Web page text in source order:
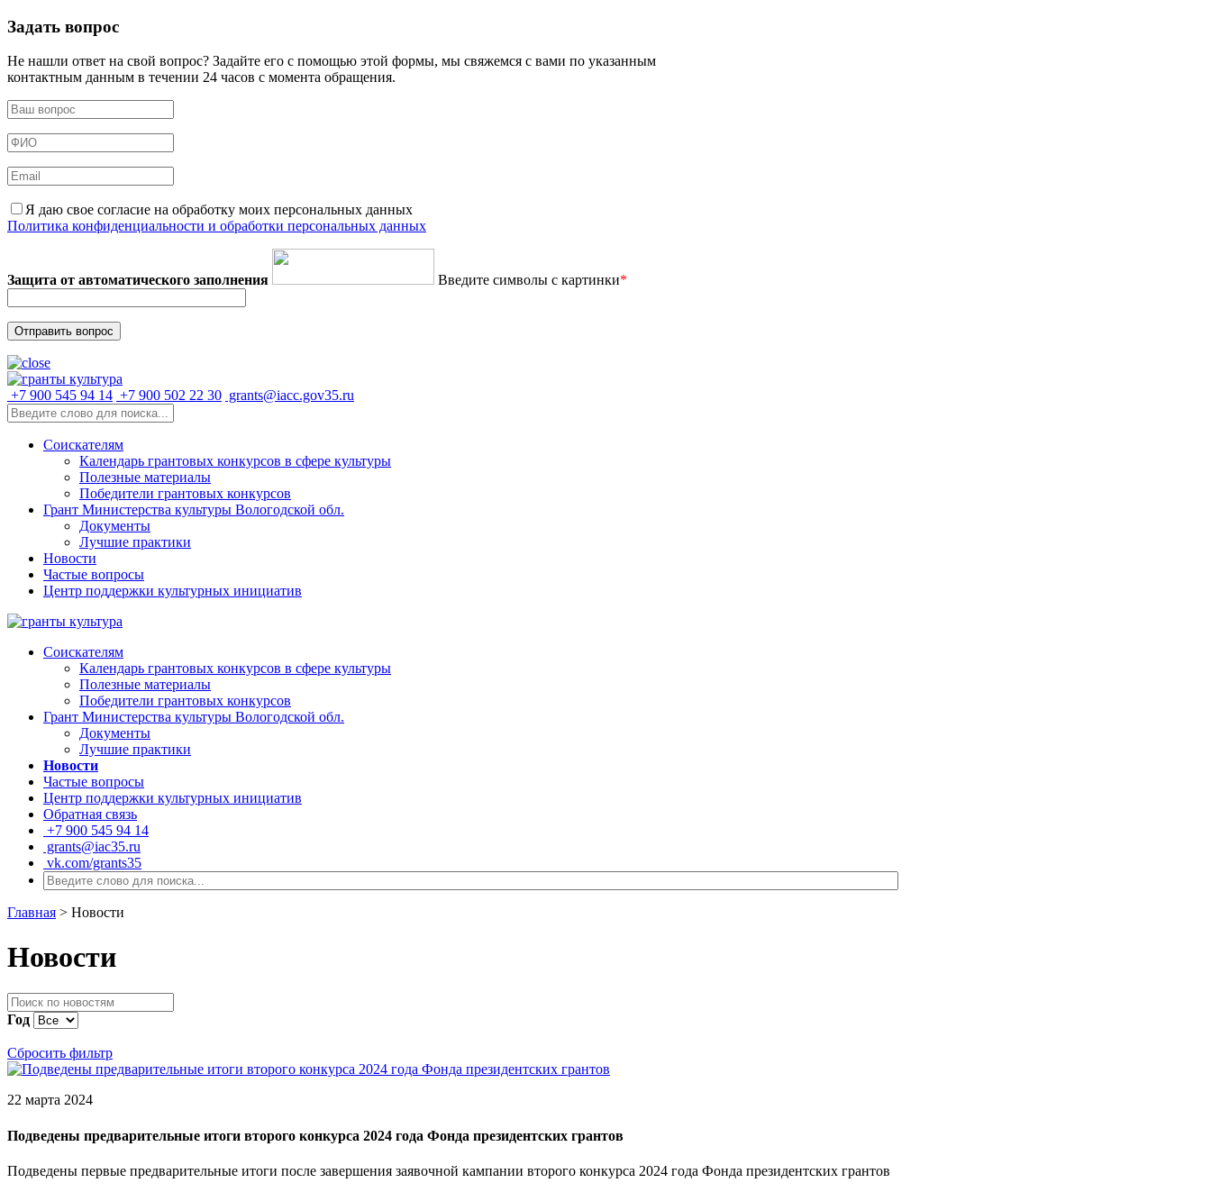
Задать вопрос
Не нашли ответ на свой вопрос? Задайте его с помощью этой формы, мы свяжемся с вами по указанным
контактным данным в течении 24 часов с момента обращения.
Я даю свое согласие на обработку моих персональных данных
Политика конфиденциальности и обработки персональных данных
Защита от автоматического заполнения Введите символы с картинки*
+7 900 545 94 14 +7 900 502 22 30 grants@iacc.gov35.ru
Соискателям
Календарь грантовых конкурсов в сфере культуры
Полезные материалы
Победители грантовых конкурсов
Грант Министерства культуры Вологодской обл.
Документы
Лучшие практики
Новости
Частые вопросы
Центр поддержки культурных инициатив
Соискателям
Календарь грантовых конкурсов в сфере культуры
Полезные материалы
Победители грантовых конкурсов
Грант Министерства культуры Вологодской обл.
Документы
Лучшие практики
Новости
Частые вопросы
Центр поддержки культурных инициатив
Обратная связь
+7 900 545 94 14
grants@iac35.ru
vk.com/grants35
Главная > Новости
Новости
Год
Сбросить фильтр
22 марта 2024
Подведены предварительные итоги второго конкурса 2024 года Фонда президентских грантов
Подведены первые предварительные итоги после завершения заявочной кампании второго конкурса 2024 года Фонда президентских грантов